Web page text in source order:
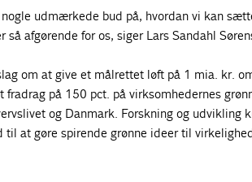
udmærkede bud på, hvordan vi kan
så afgørende for os, siger Lars Sandahl
om at give et målrettet løft på 1 mia. kr.
på 150 pct. på virksomhedernes
og Danmark. Forskning og
at gøre spirende grønne ideer til